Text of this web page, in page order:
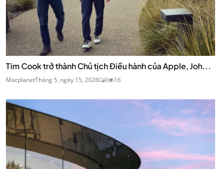
Tim Cook trở thành Chủ tịch Điều hành của Apple, Joh...
MacplanetTháng 5, ngày 15, 2026 0 16